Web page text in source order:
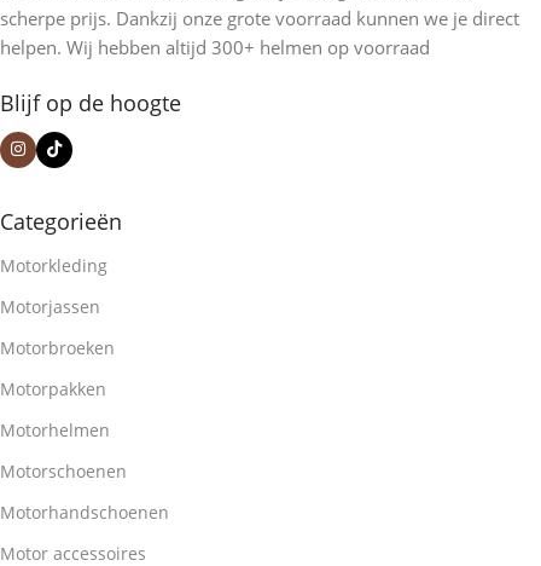
scherpe prijs. Dankzij onze grote voorraad kunnen we je direct
helpen. Wij hebben altijd 300+ helmen op voorraad
Blijf op de hoogte
Categorieën
Motorkleding
Motorjassen
Motorbroeken
Motorpakken
Motorhelmen
Motorschoenen
Motorhandschoenen
Motor accessoires